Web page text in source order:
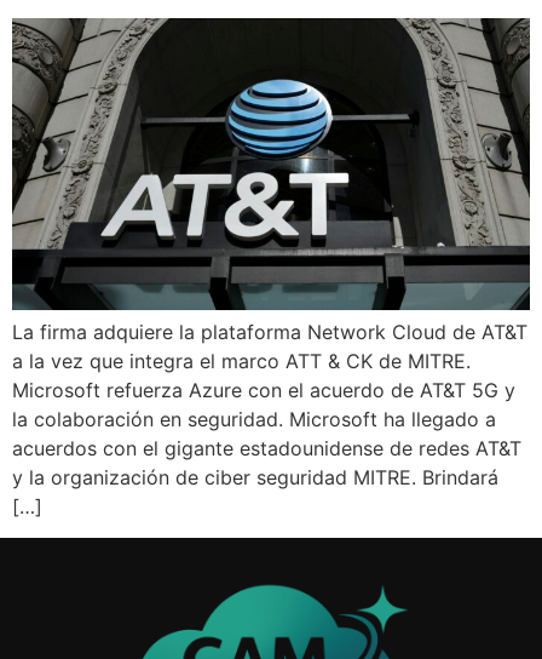
La firma adquiere la plataforma Network Cloud de AT&T
a la vez que integra el marco ATT & CK de MITRE.
Microsoft refuerza Azure con el acuerdo de AT&T 5G y
la colaboración en seguridad. Microsoft ha llegado a
acuerdos con el gigante estadounidense de redes AT&T
y la organización de ciber seguridad MITRE. Brindará
[…]